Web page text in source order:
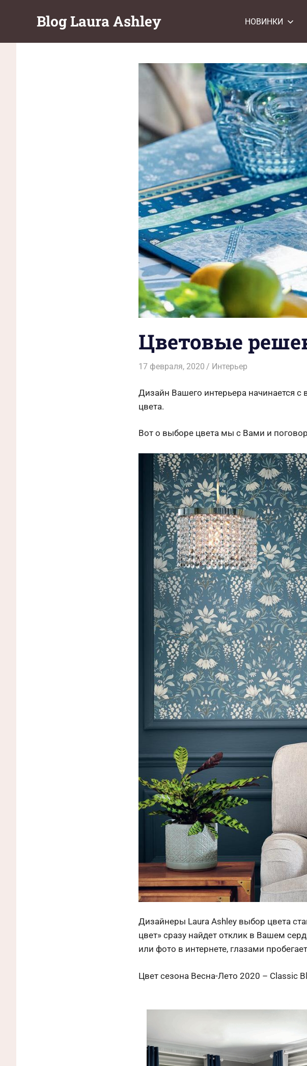
Blog Laura Ashley НОВИНКИ
Цветовые
17 февраля, 2020 Malina
Интерьер
Дизайн Вашего интерьера начинается
цвета.
Вот о выборе цвета мы с Вами и
Дизайнеры Laura Ashley выбор цвета
цвет» сразу найдет отклик в Вашем
или фото в интернете, глазами
Цвет сезона Весна-Лето 2020 – Classic